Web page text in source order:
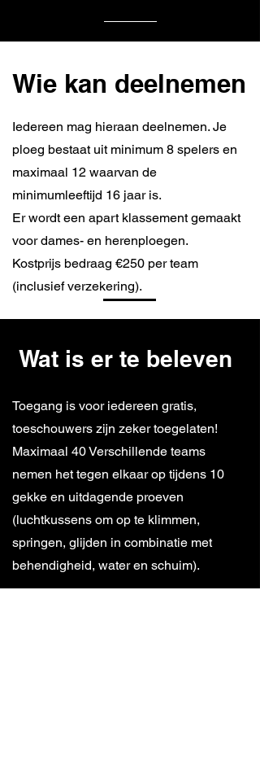
Wie kan deelnemen
Iedereen mag hieraan deelnemen. Je
ploeg bestaat uit minimum 8 spelers en
maximaal 12 waarvan de
minimumleeftijd 16 jaar is.
Er wordt een apart klassement gemaakt
voor dames- en herenploegen.
Kostprijs bedraag €250 per team
(inclusief verzekering).
Wat is er te beleven
Toegang is voor iedereen gratis,
toeschouwers zijn zeker toegelaten!
Maximaal 40 Verschillende teams
nemen het tegen elkaar op tijdens 10
gekke en uitdagende proeven
(luchtkussens om op te klimmen,
springen, glijden in combinatie met
behendigheid, water en schuim).